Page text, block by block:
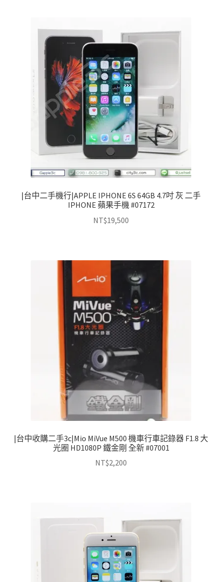
|台中二手機行|APPLE IPHONE 6S 64GB 4.7吋 灰 二手
IPHONE 蘋果手機 #07172
NT$19,500
|台中收購二手3c|Mio MiVue M500 機車行車記錄器 F1.8 大
光圈 HD1080P 鐵金剛 全新 #07001
NT$2,200